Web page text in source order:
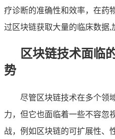
疗诊断的准确性和效率，在药
过区块链获取大量的临床数据,
区块链技术面临
势
尽管区块链技术在多个领
力，但它也面临着一些不容忽
战，例如区块链的可扩展性、